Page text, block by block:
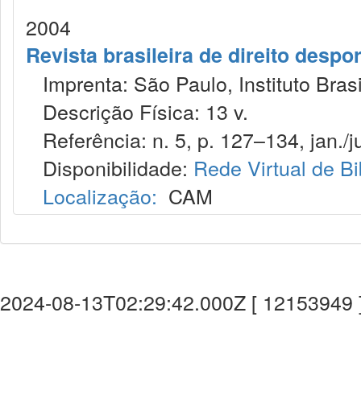
2004
Revista brasileira de direito
Imprenta: São Paulo, Instituto
Descrição Física: 13 v.
Referência: n. 5, p. 127–134, jan./
Disponibilidade: Rede Virtual de
Localização: CAM
2024-08-13T02:29:42.000Z [ 12153949